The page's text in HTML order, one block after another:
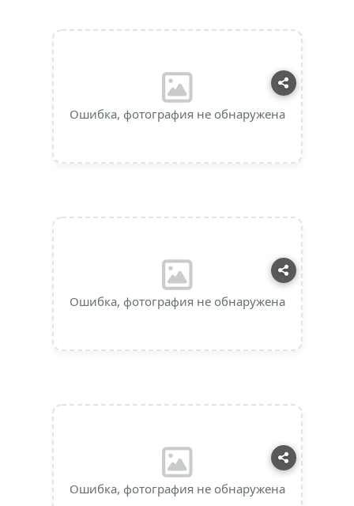
Ошибка, фотография не обнаружена
Ошибка, фотография не обнаружена
Ошибка, фотография не обнаружена